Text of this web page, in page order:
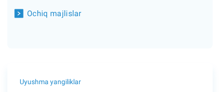
Ochiq majlislar
Uyushma yangiliklar